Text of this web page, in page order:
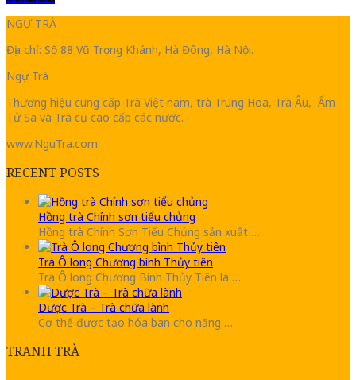
NGỰ TRÀ
Địa chỉ: Số 88 Vũ Trọng Khánh, Hà Đông, Hà Nội.
Ngự Trà
Thương hiệu cung cấp Trà Việt nam, trà Trung Hoa, Trà Âu, Ấm
Tử Sa và Trà cụ cao cấp các nước.
www.NguTra.com
RECENT POSTS
Hồng trà Chính sơn tiểu chủng
Hồng trà Chính Sơn Tiểu Chủng sản xuất …
Trà Ô long Chương bình Thủy tiên
Trà Ô long Chương Bình Thủy Tiên là …
Dược Trà – Trà chữa lành
Cơ thể được tạo hóa ban cho năng …
TRANH TRÀ